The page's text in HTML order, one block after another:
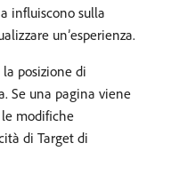
influiscono sulla
un’esperienza.
posizione di
Se una pagina viene
modifiche
di Target di